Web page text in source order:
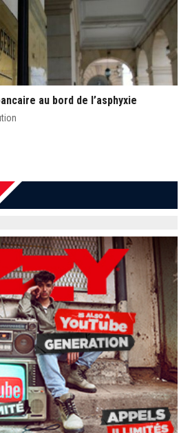
au bord de l’asphyxie